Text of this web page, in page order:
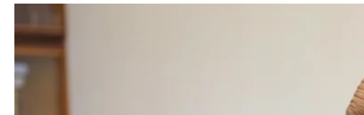
На 102-м году жизни умерла ветеранка
внутренних дел в отставке Ольга
вторжения она хотела пойти снайпером на